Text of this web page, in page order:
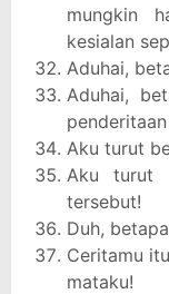
mungkin
kesialan
Aduhai,
Aduhai,
Aku turut
Aku turut
tersebut!
Duh,
Ceritamu
mataku!